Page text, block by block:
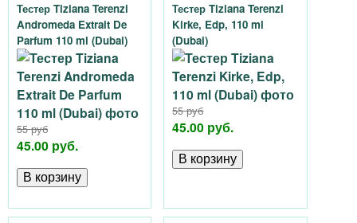
Тестер Tiziana Terenzi
Andromeda Extrait De
Parfum 110 ml (Dubai)
55 руб
45.00 руб.
Тестер Tiziana Terenzi
Kirke, Edp, 110 ml
(Dubai)
55 руб
45.00 руб.